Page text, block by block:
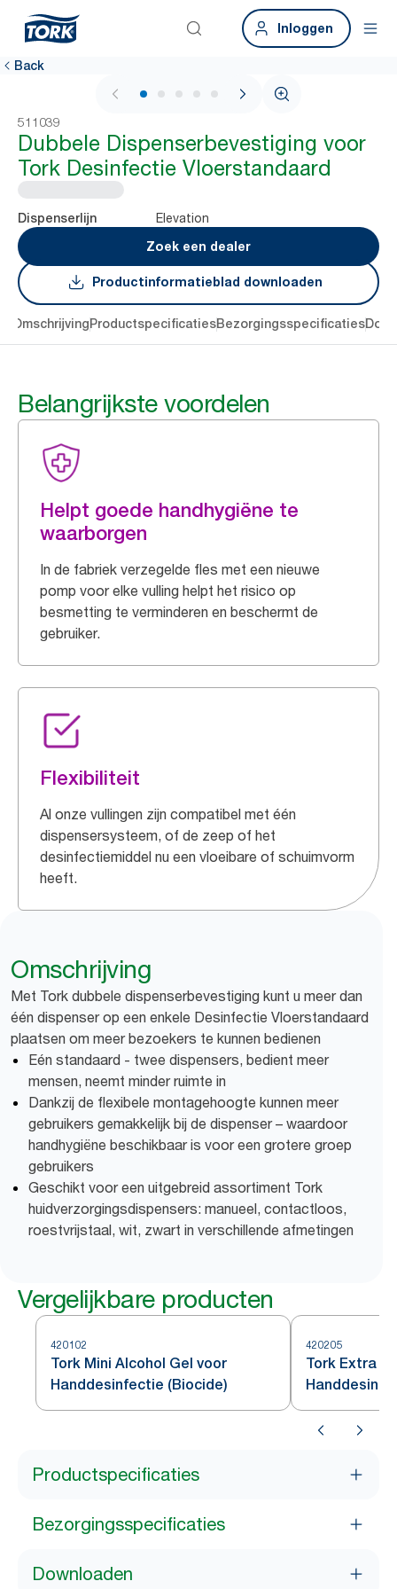
Inloggen
Back
1 / 6
511039
Dubbele Dispenserbevestiging voor
Tork Desinfectie Vloerstandaard
Dispenserlijn
Elevation
Zoek een dealer
Productinformatieblad downloaden
OmschrijvingProductspecificatiesBezorgingsspecificaties
Belangrijkste voordelen
Helpt goede handhygiëne te
waarborgen
In de fabriek verzegelde fles met een nieuwe
pomp voor elke vulling helpt het risico op
besmetting te verminderen en beschermt de
gebruiker.
Flexibiliteit
Al onze vullingen zijn compatibel met één
dispensersysteem, of de zeep of het
desinfectiemiddel nu een vloeibare of schuimvorm
heeft.
Omschrijving
Met Tork dubbele dispenserbevestiging kunt u meer dan
één dispenser op een enkele Desinfectie Vloerstandaard
plaatsen om meer bezoekers te kunnen bedienen
Eén standaard - twee dispensers, bedient meer
mensen, neemt minder ruimte in
Dankzij de flexibele montagehoogte kunnen meer
gebruikers gemakkelijk bij de dispenser – waardoor
handhygiëne beschikbaar is voor een grotere groep
gebruikers
Geschikt voor een uitgebreid assortiment Tork
huidverzorgingsdispensers: manueel, contactloos,
roestvrijstaal, wit, zwart in verschillende afmetingen
Vergelijkbare producten
420102
Tork Mini Alcohol Gel voor
Handdesinfectie (Biocide)
420205
Tork Extra
Productspecificaties
Bezorgingsspecificaties
Downloaden